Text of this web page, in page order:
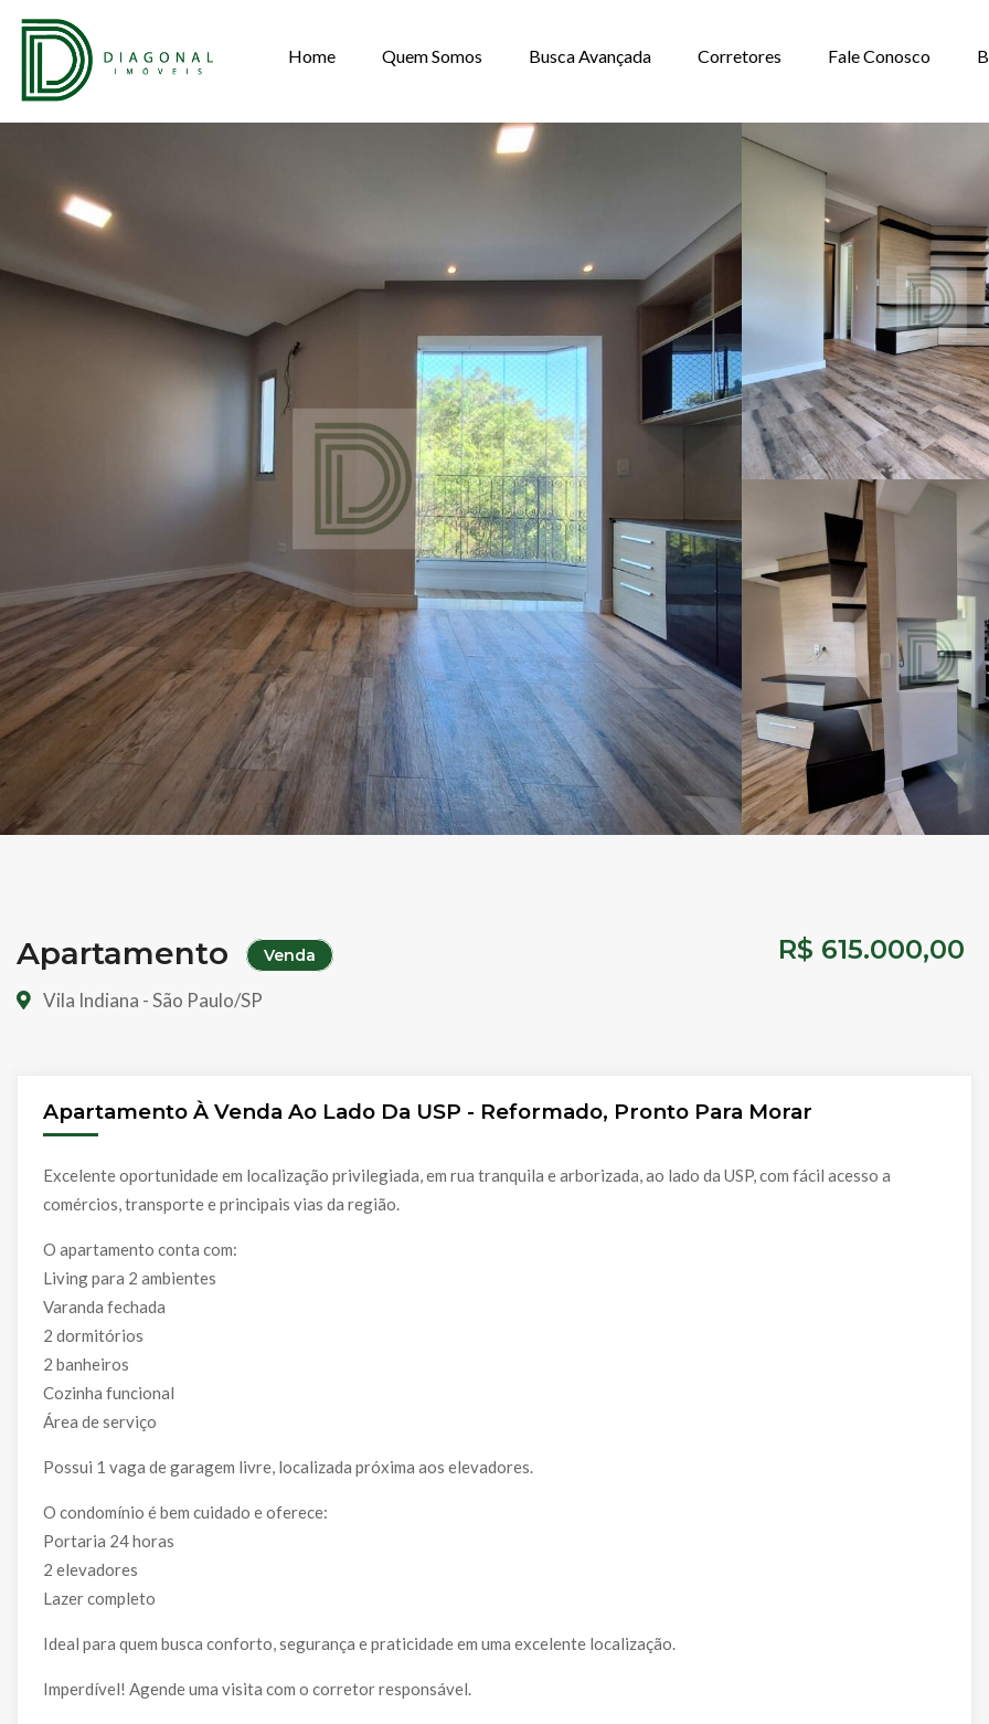
Home Quem Somos Busca Avançada Corretores Fale Conosco
APARTAMENTO PARA VENDA,
Apartamento Venda
Vila Indiana - São Paulo/SP
R$ 615.000,00
Apartamento À Venda Ao Lado Da USP - Reformado, Pronto Para Morar
Excelente oportunidade em localização privilegiada, em rua tranquila e arborizada, ao lado da USP, com fácil acesso a
comércios, transporte e principais vias da região.
O apartamento conta com:
Living para 2 ambientes
Varanda fechada
2 dormitórios
2 banheiros
Cozinha funcional
Área de serviço
Possui 1 vaga de garagem livre, localizada próxima aos elevadores.
O condomínio é bem cuidado e oferece:
Portaria 24 horas
2 elevadores
Lazer completo
Ideal para quem busca conforto, segurança e praticidade em uma excelente localização.
Imperdível! Agende uma visita com o corretor responsável.